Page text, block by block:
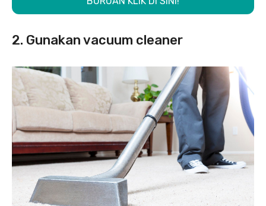
2. Gunakan vacuum cleaner